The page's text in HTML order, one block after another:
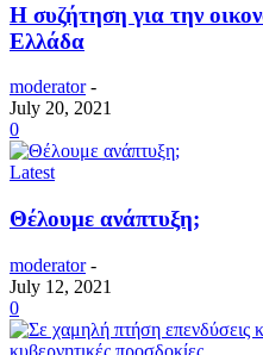
Η συζήτηση για την
Ελλάδα
moderator -
July 20, 2021
0
Latest
Θέλουμε ανάπτυξη;
moderator -
July 12, 2021
0